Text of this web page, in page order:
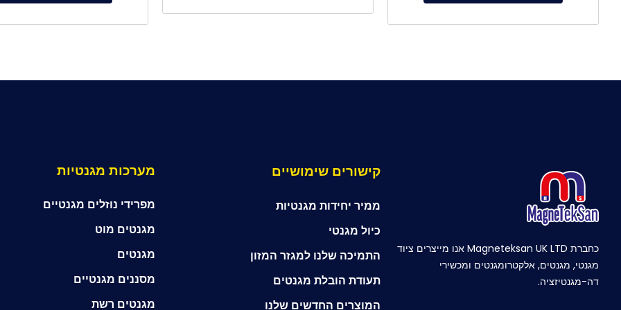
כחברת Magneteksan UK LTD אנו מייצרים ציוד
מגנטי, מגנטים, אלקטרומגנטים ומכשירי
דה-מגנטיזציה.
קישורים שימושיים
ממיר יחידות מגנטיות
כיול מגנטי
התמיכה שלנו למגזר המזון
תעודת הובלת מגנטים
המוצרים החדשים שלנו
מערכות מגנטיות
מפרידי נוזלים מגנטיים
מגנטים מוט
מגנטים
מסננים מגנטיים
מגנטים רשת